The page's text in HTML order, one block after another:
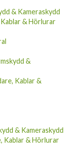
& Kameraskydd
& Hörlurar
&
Kablar &
& Kameraskydd
Kablar & Hörlurar